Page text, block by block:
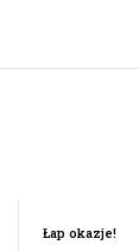
Łap okazje!